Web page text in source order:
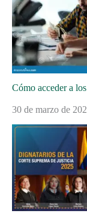
Cómo acceder a
30 de marzo de